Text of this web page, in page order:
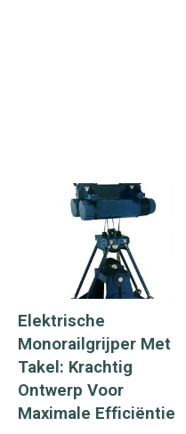
Elektrische
Monorailgrijper Met
Takel: Krachtig
Ontwerp Voor
Maximale Efficiëntie